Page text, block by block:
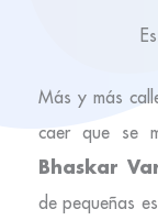
Más y más
caer que se
Bhaskar
de pequeñas